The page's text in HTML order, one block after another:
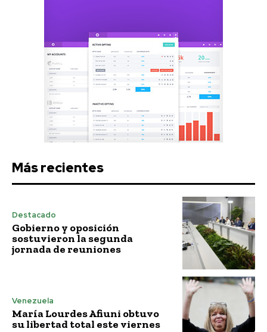
Más recientes
Destacado
Gobierno y oposición
sostuvieron la segunda
jornada de reuniones
Venezuela
María Lourdes Afiuni obtuvo
su libertad total este viernes